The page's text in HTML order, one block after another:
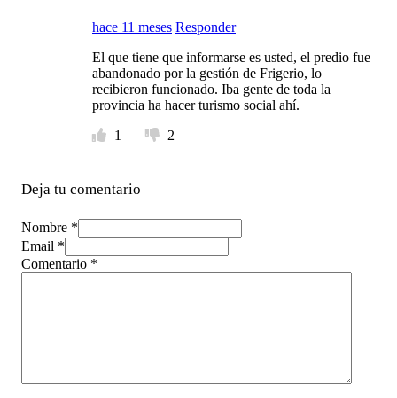
hace 11 meses Responder
El que tiene que informarse es usted, el predio fue
abandonado por la gestión de Frigerio, lo
recibieron funcionado. Iba gente de toda la
provincia ha hacer turismo social ahí.
1
2
Deja tu comentario
Nombre *
Email *
Comentario *